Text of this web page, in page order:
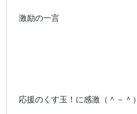
激励の一言
応援のくす玉！に感激（＾－＾）